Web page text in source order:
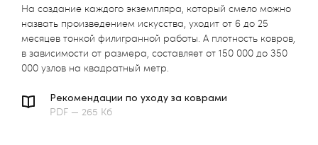
На создание каждого экземпляра, который смело можно
назвать произведением искусства, уходит от 6 до 25
месяцев тонкой филигранной работы. А плотность ковров,
в зависимости от размера, составляет от 150 000 до 350
000 узлов на квадратный метр.
Рекомендации по уходу за коврами
PDF — 265 Кб